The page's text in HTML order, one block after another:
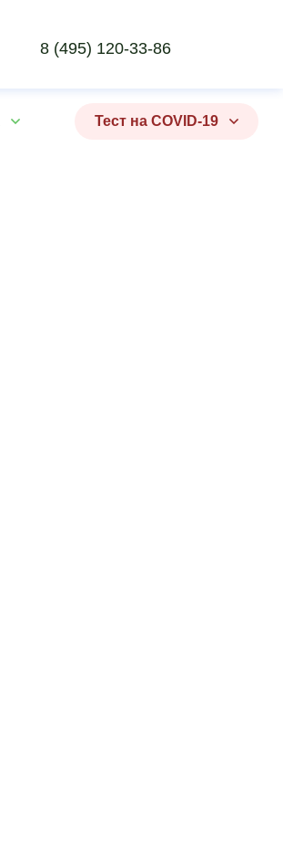
8 (495) 120-33-86
Тест на COVID-19